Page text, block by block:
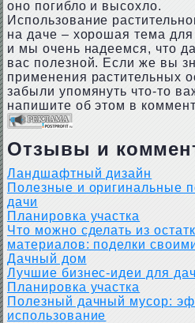
оно погибло и высохло.
Использование
на даче – хорошая тема
и мы очень надеемся, что
вас полезной. Если же вы
применения растительных
забыли упомянуть что-то
напишите об этом в
Отзывы и
Ландшафтный дизайн
Полезные и оригинальные
дачи
Планировка участка
Что можно сделать из
материалов: поделки
Дачный дом
Лучшие бизнес-идеи для
Планировка участка
Полезный дачный мусор:
использование